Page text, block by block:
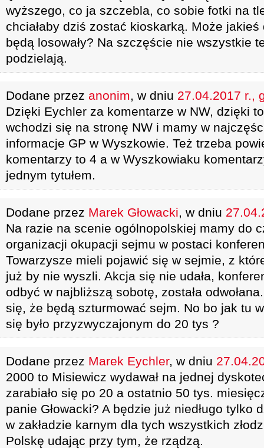
wyższego, co ja szczebla, co sobie fotki na
chciałaby dziś zostać kioskarką. Może
będą losowały? Na szczęście nie wszystkie
podzielają.
Dodane przez anonim, w dniu 27.04.2017 r.,
Dzięki Eychler za komentarze w NW, dzięki
wchodzi się na stronę NW i mamy w
informacje GP w Wyszkowie. Też trzeba
komentarzy to 4 a w Wyszkowiaku
jednym tytułem.
Dodane przez Marek Głowacki, w dniu
Na razie na scenie ogólnopolskiej mamy do
organizacji okupacji sejmu w postaci
Towarzysze mieli pojawić się w sejmie, z
już by nie wyszli. Akcja się nie udała,
odbyć w najbliższą sobotę, została
się, że będą szturmować sejm. No bo jak tu
się było przyzwyczajonym do 20 tys ?
Dodane przez Marek Eychler, w dniu
2000 to Misiewicz wydawał na jednej
zarabiało się po 20 a ostatnio 50 tys.
panie Głowacki? A będzie już niedługo tylko
w zakładzie karnym dla tych wszystkich
Polskę udając przy tym, że rządzą.